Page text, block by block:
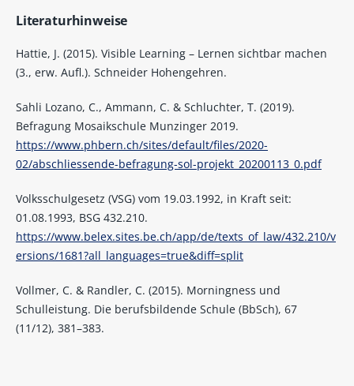
Literaturhinweise
Hattie, J. (2015). Visible Learning – Lernen sichtbar machen
(3., erw. Aufl.). Schneider Hohengehren.
Sahli Lozano, C., Ammann, C. & Schluchter, T. (2019).
Befragung Mosaikschule Munzinger 2019.
https://www.phbern.ch/sites/default/files/2020-
02/abschliessende-befragung-sol-projekt_20200113_0.pdf
Volksschulgesetz (VSG) vom 19.03.1992, in Kraft seit:
01.08.1993, BSG 432.210.
https://www.belex.sites.be.ch/app/de/texts_of_law/432.210/v
ersions/1681?all_languages=true&diff=split
Vollmer, C. & Randler, C. (2015). Morningness und
Schulleistung. Die berufsbildende Schule (BbSch), 67
(11/12), 381–383.